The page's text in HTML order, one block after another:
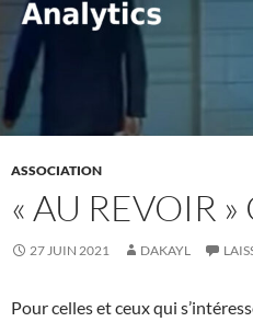
ASSOCIATION
« AU REVOIR
27 JUIN 2021 DAKAYL
Pour celles et ceux qui